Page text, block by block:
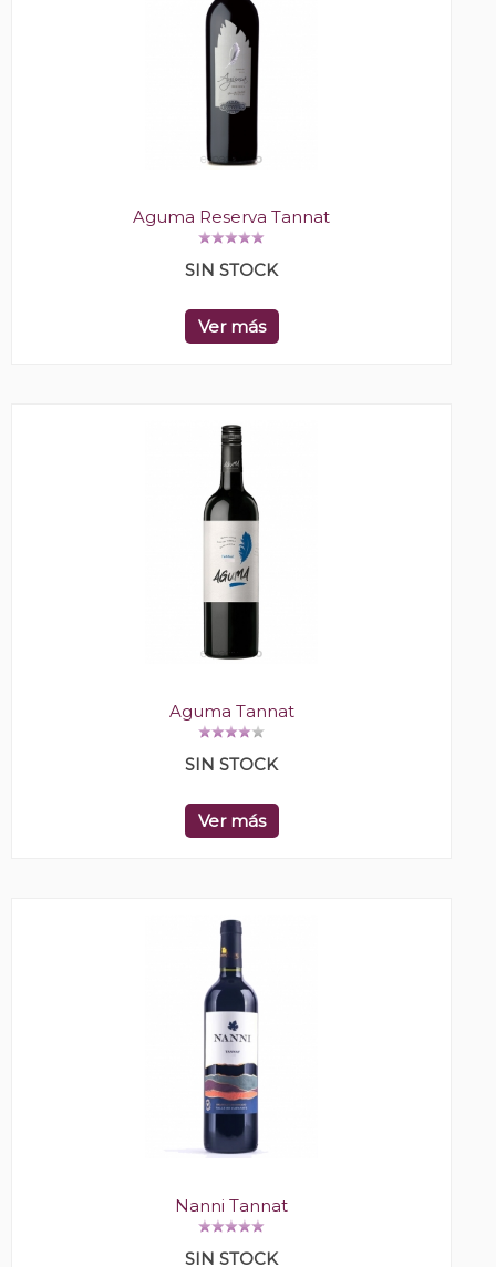
Aguma Reserva Tannat
SIN STOCK
Ver más
Aguma Tannat
SIN STOCK
Ver más
Nanni Tannat
SIN STOCK